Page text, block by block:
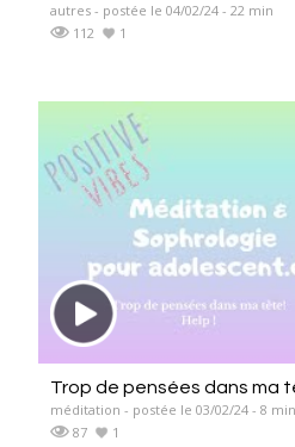
autres - postée le 04/02/24 - 22 min
112
1
Trop de pensées dans ma
méditation - postée le 03/02/24 - 8 min
87
1